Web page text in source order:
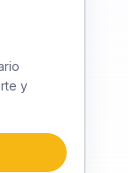
y